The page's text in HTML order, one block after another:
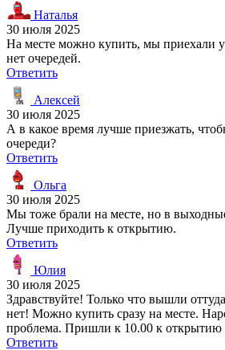
Наталья
30 июля 2025
На месте можно купить, мы приехали
нет очередей.
Ответить
Алексей
30 июля 2025
А в какое время лучше приезжать,
очереди?
Ответить
Ольга
30 июля 2025
Мы тоже брали на месте, но в
Лучше приходить к открытию.
Ответить
Юлия
30 июля 2025
Здравствуйте! Только что вышли
нет! Можно купить сразу на месте.
проблема. Пришли к 10.00 к открытию
Ответить